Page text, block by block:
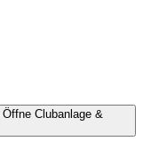
Öffne Clubanlage &